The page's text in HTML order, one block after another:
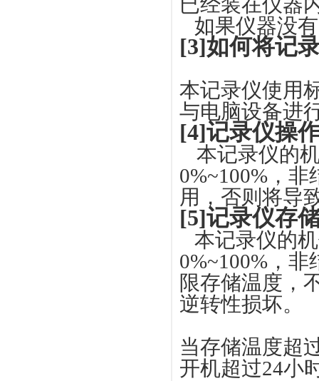
如果仪器没
[3]如何将记
本记录仪使用
与电脑设备进
[4]记录仪操
本记录仪的
0%~100%，
用，否则将导
[5]记录仪存
本记录仪的
0%~100%，非
限存储温度，
逆转性损坏。
当存储温度超
开机超过24小